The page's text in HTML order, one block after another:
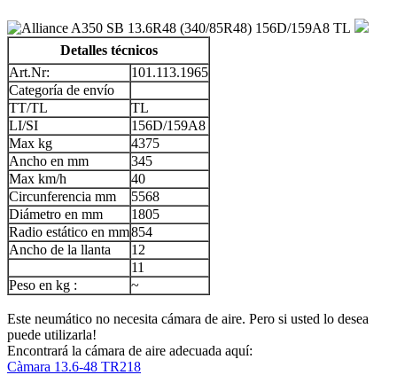
Detalles técnicos
Art.Nr:
101.113.1965
Categoría de envío
TT/TL
TL
LI/SI
156D/159A8
Max kg
4375
Ancho en mm
345
Max km/h
40
Circunferencia mm
5568
Diámetro en mm
1805
Radio estático en mm854
Ancho de la llanta
12
11
Peso en kg :
~
Este neumático no necesita cámara de aire. Pero si usted lo desea
puede utilizarla!
Encontrará la cámara de aire adecuada aquí:
Càmara 13.6-48 TR218